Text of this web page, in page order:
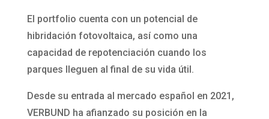
El portfolio cuenta con un potencial de
hibridación fotovoltaica, así como una
capacidad de repotenciación cuando los
parques lleguen al final de su vida útil.
Desde su entrada al mercado español en 2021,
VERBUND ha afianzado su posición en la